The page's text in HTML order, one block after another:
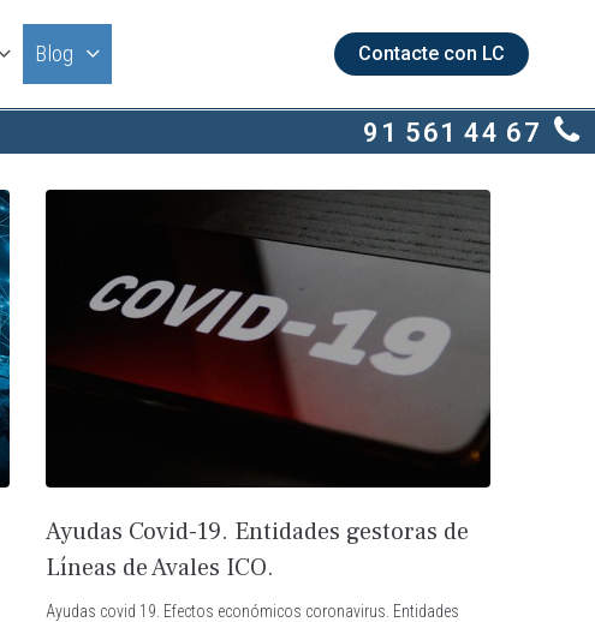
Blog Contacte con LC
91 561 44 67
Ayudas Covid-19. Entidades gestoras de
Líneas de Avales ICO.
Ayudas covid 19. Efectos económicos coronavirus. Entidades